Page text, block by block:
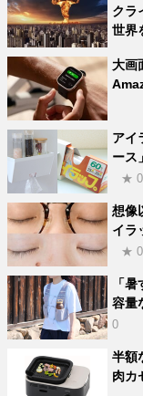
クラ
世界
大画
アイ
ース
★ 0
想像
イラ
★ 0
「
容量
0
半額
肉カ